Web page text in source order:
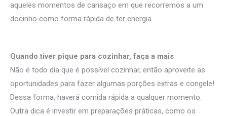
aqueles momentos de cansaço em que recorremos a um
docinho como forma rápida de ter energia.
Quando tiver pique para cozinhar, faça a mais
Não é todo dia que é possível cozinhar, então aproveite as
oportunidades para fazer algumas porções extras e congele!
Dessa forma, haverá comida rápida a qualquer momento.
Outra dica é investir em preparações práticas, como os